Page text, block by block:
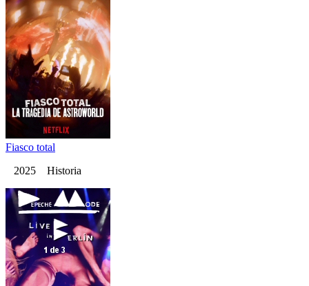
Fiasco total
2025 Historia